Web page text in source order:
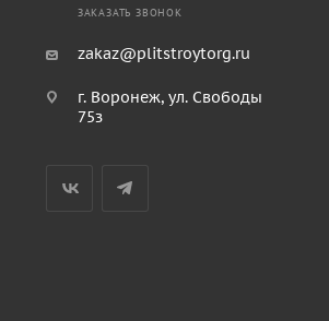
ЗАКАЗАТЬ ЗВОНОК
zakaz@plitstroytorg.ru
г. Воронеж, ул. Свободы
75з